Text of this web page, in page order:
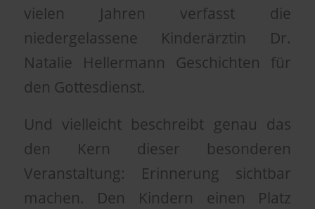
vielen Jahren verfasst die
niedergelassene Kinderärztin Dr.
Natalie Hellermann Geschichten für
den Gottesdienst.
Und vielleicht beschreibt genau das
den Kern dieser besonderen
Veranstaltung: Erinnerung sichtbar
machen. Den Kindern einen Platz